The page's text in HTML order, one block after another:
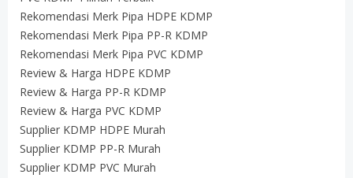
Rekomendasi Merk Pipa HDPE KDMP
Rekomendasi Merk Pipa PP-R KDMP
Rekomendasi Merk Pipa PVC KDMP
Review & Harga HDPE KDMP
Review & Harga PP-R KDMP
Review & Harga PVC KDMP
Supplier KDMP HDPE Murah
Supplier KDMP PP-R Murah
Supplier KDMP PVC Murah